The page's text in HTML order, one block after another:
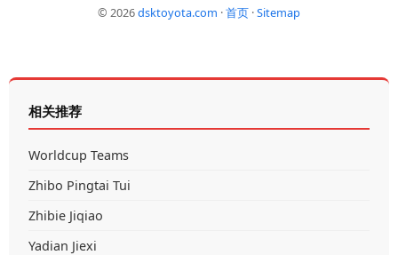
© 2026dsktoyota.com ·首页 ·Sitemap
相关推荐
Worldcup Teams
Zhibo Pingtai Tui
Zhibie Jiqiao
Yadian Jiexi